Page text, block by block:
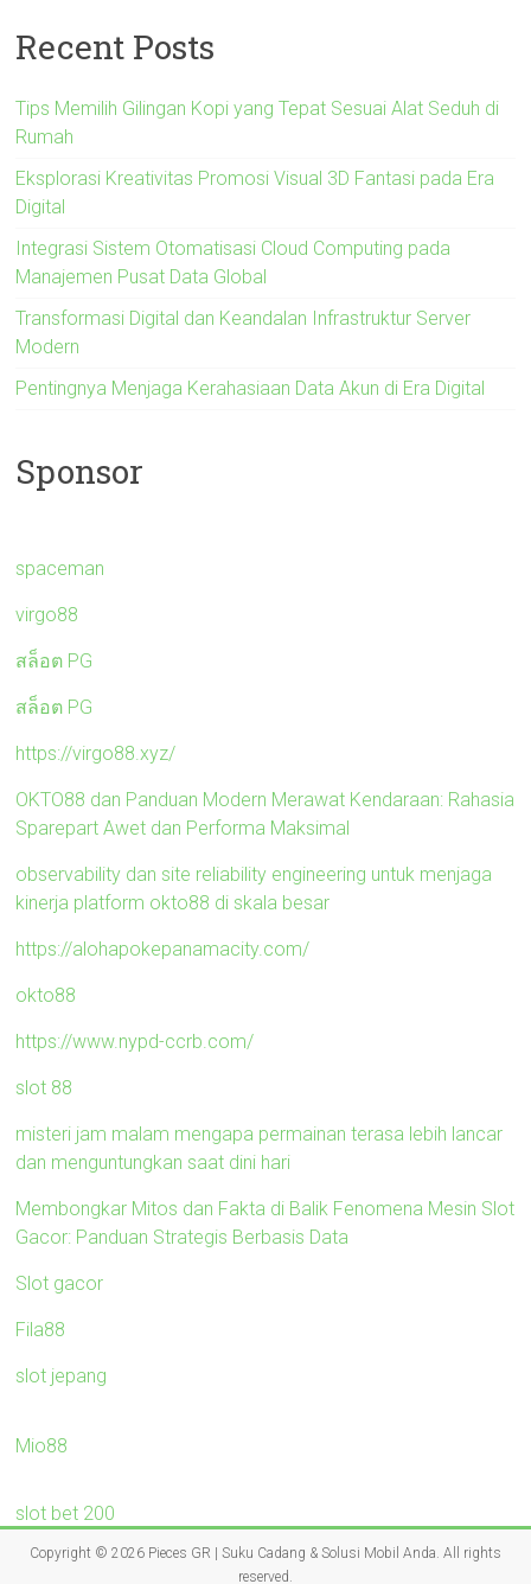
Recent Posts
Tips Memilih Gilingan Kopi yang Tepat Sesuai Alat Seduh di
Rumah
Eksplorasi Kreativitas Promosi Visual 3D Fantasi pada Era
Digital
Integrasi Sistem Otomatisasi Cloud Computing pada
Manajemen Pusat Data Global
Transformasi Digital dan Keandalan Infrastruktur Server
Modern
Pentingnya Menjaga Kerahasiaan Data Akun di Era Digital
Sponsor
spaceman
virgo88
สล็อต PG
สล็อต PG
https://virgo88.xyz/
OKTO88 dan Panduan Modern Merawat Kendaraan: Rahasia
Sparepart Awet dan Performa Maksimal
observability dan site reliability engineering untuk menjaga
kinerja platform okto88 di skala besar
https://alohapokepanamacity.com/
okto88
https://www.nypd-ccrb.com/
slot 88
misteri jam malam mengapa permainan terasa lebih lancar
dan menguntungkan saat dini hari
Membongkar Mitos dan Fakta di Balik Fenomena Mesin Slot
Gacor: Panduan Strategis Berbasis Data
Slot gacor
Fila88
slot jepang
Mio88
slot bet 200
Copyright © 2026 Pieces GR | Suku Cadang & Solusi Mobil Anda . All rights
reserved.